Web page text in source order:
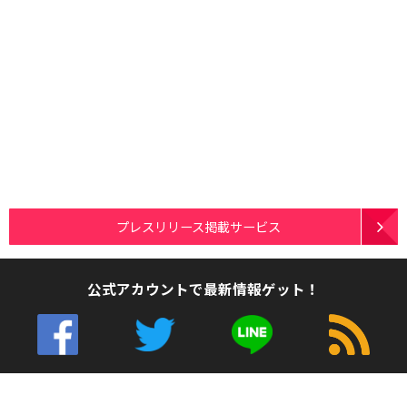
プレスリリース掲載サービス
公式アカウントで最新情報ゲット！